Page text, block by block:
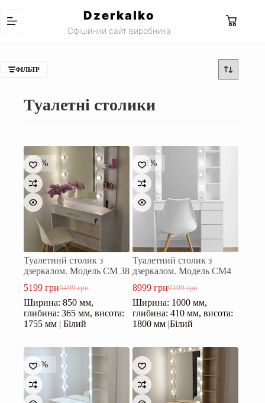
до
вмісту
Dzerkalko
Офіційний сайт виробника
Кошик
ФІЛЬТР
Туалетні столики
-5%
Туалетний столик з
дзеркалом. Модель СМ 38
5499грн
Оригінальна
ціна:
5499 грн.
5199 грнПоточна
ціна:
5199 грн.
Ширина: 850 мм,
глибина: 365 мм, висота:
1755 мм | Білий
-2%
Туалетний столик з
дзеркалом. Модель СМ4
9199грн
Оригінальна
ціна:
9199 грн.
8999грнПоточна
ціна:
8999 грн.
Ширина: 1000 мм,
глибина: 410 мм, висота:
1800 мм |Білий
-5%